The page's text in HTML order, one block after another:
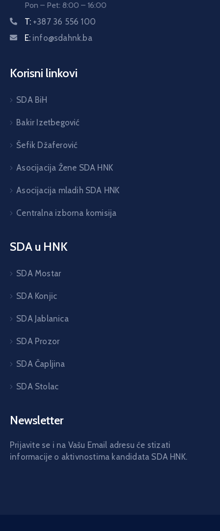
Pon – Pet: 8:00 – 16:00
T: +387 36 556 100
E: info@sdahnk.ba
Korisni linkovi
SDA BiH
Bakir Izetbegović
Šefik Džaferović
Asocijacija Žene SDA HNK
Asocijacija mladih SDA HNK
Centralna izborna komisija
SDA u HNK
SDA Mostar
SDA Konjic
SDA Jablanica
SDA Prozor
SDA Čapljina
SDA Stolac
Newsletter
Prijavite se i na Vašu Email adresu će stizati
informacije o aktivnostima kandidata SDA HNK.